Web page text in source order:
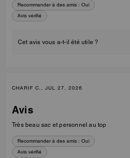
Recommander à des amis : Oui
Avis vérifié
Cet avis vous a-t-il été utile ?
CHARIF C., JUL 27, 2026
Avis
Très beau sac et personnel au top
Recommander à des amis : Oui
Avis vérifié